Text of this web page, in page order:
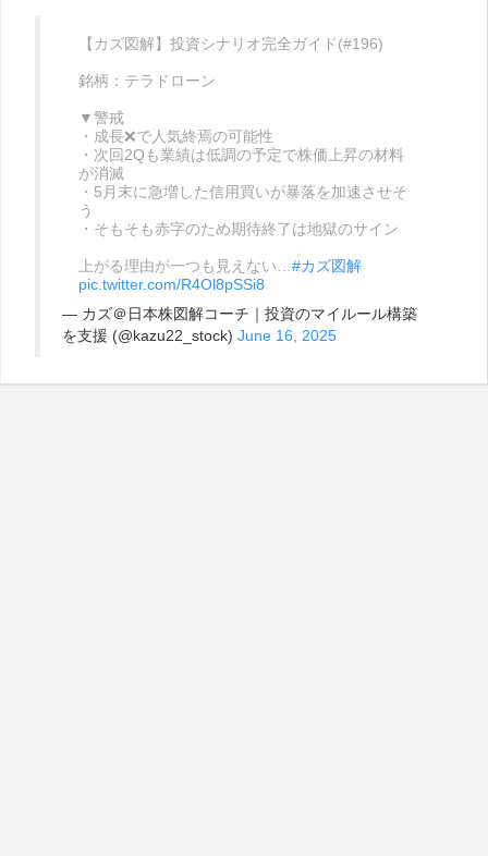
【カズ図解】投資シナリオ完全ガイド(#196)
銘柄：テラドローン
▼警戒
・成長❌で人気終焉の可能性
・次回2Qも業績は低調の予定で株価上昇の材料
が消滅
・5月末に急増した信用買いが暴落を加速させそ
う
・そもそも赤字のため期待終了は地獄のサイン
上がる理由が一つも見えない… #カズ図解
pic.twitter.com/R4Ol8pSSi8
— カズ＠日本株図解コーチ｜投資のマイルール構築
を支援 (@kazu22_stock) June 16, 2025